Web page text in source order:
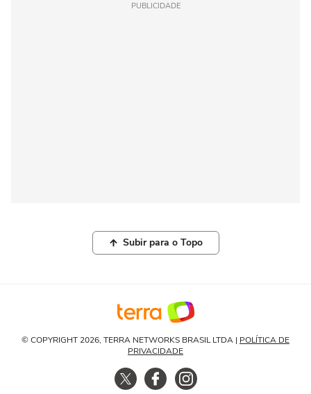
PUBLICIDADE
Subir para o Topo
© COPYRIGHT 2026, TERRA NETWORKS BRASIL LTDA | POLÍTICA DE
PRIVACIDADE